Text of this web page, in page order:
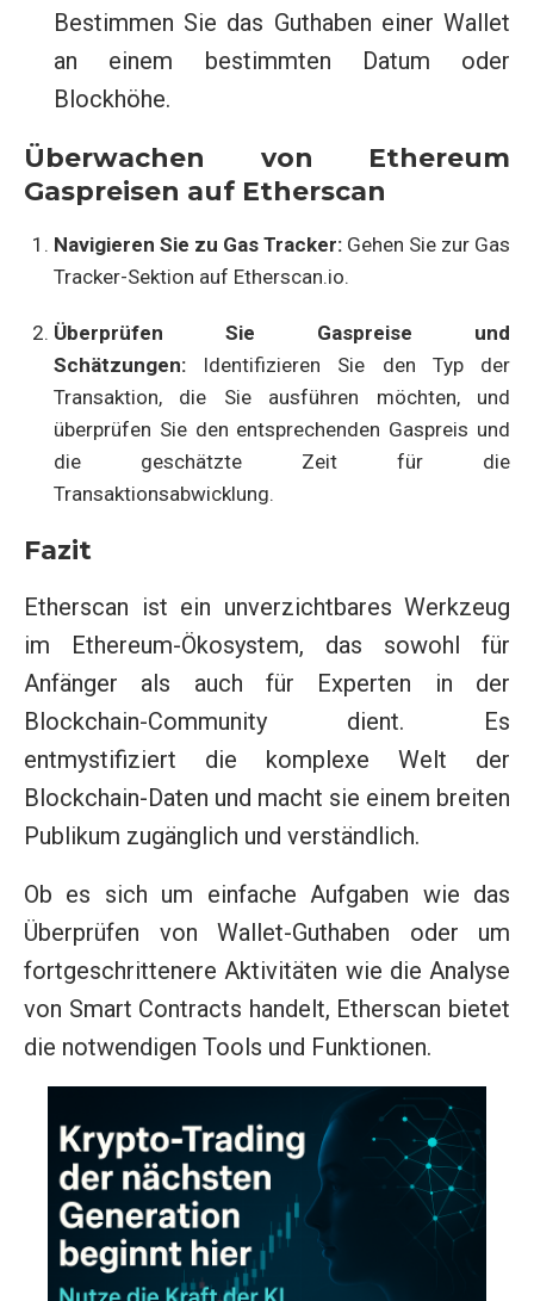
Bestimmen Sie das Guthaben einer Wallet
an einem bestimmten Datum oder
Blockhöhe.
Überwachen von Ethereum
Gaspreisen auf Etherscan
Navigieren Sie zu Gas Tracker: Gehen Sie zur Gas
Tracker-Sektion auf Etherscan.io.
Überprüfen Sie Gaspreise und
Schätzungen: Identifizieren Sie den Typ der
Transaktion, die Sie ausführen möchten, und
überprüfen Sie den entsprechenden Gaspreis und
die geschätzte Zeit für die
Transaktionsabwicklung.
Fazit
Etherscan ist ein unverzichtbares Werkzeug
im Ethereum-Ökosystem, das sowohl für
Anfänger als auch für Experten in der
Blockchain-Community dient. Es
entmystifiziert die komplexe Welt der
Blockchain-Daten und macht sie einem breiten
Publikum zugänglich und verständlich.
Ob es sich um einfache Aufgaben wie das
Überprüfen von Wallet-Guthaben oder um
fortgeschrittenere Aktivitäten wie die Analyse
von Smart Contracts handelt, Etherscan bietet
die notwendigen Tools und Funktionen.